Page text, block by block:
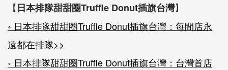
【日本排隊甜甜圈Truffle Donut插旗台灣】
॰ 日本排隊甜甜圈Truffle Donut插旗台灣：每間店永
遠都在排隊>>
॰ 日本排隊甜甜圈Truffle Donut插旗台灣：台灣首店